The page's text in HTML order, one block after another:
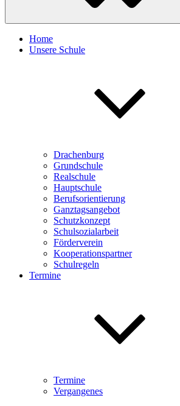
Home
Unsere Schule
Drachenburg
Grundschule
Realschule
Hauptschule
Berufsorientierung
Ganztagsangebot
Schutzkonzept
Schulsozialarbeit
Förderverein
Kooperationspartner
Schulregeln
Termine
Termine
Vergangenes